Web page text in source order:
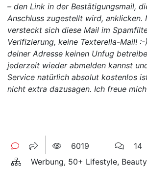
– den Link in der Bestätigungsmail,
Anschluss zugestellt wird, anklicken.
versteckt sich diese Mail im
Verifizierung, keine Texterella-Mail!
deiner Adresse keinen Unfug
jederzeit wieder abmelden kannst
Service natürlich absolut kostenlos
nicht extra dazusagen. Ich freue
6019
14
Werbung, 50+ Lifestyle,